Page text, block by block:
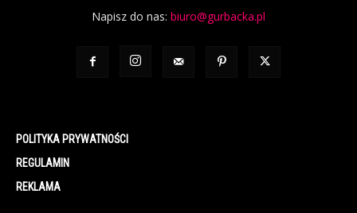
Napisz do nas: biuro@gurbacka.pl
POLITYKA PRYWATNOŚCI
REGULAMIN
REKLAMA